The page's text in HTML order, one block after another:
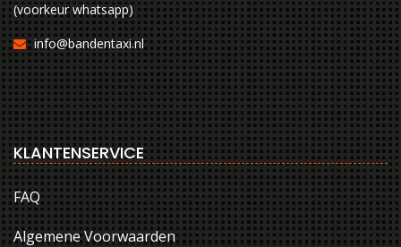
(voorkeur whatsapp)
info@bandentaxi.nl
KLANTENSERVICE
FAQ
Algemene Voorwaarden